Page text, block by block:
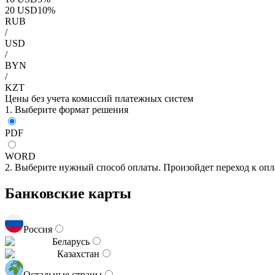
20 USD10%
RUB
/
USD
/
BYN
/
KZT
Цены без учета комиссий платежных систем
1. Выберите формат решения
PDF
WORD
2. Выберите нужный способ оплаты. Произойдет переход к
Банковские карты
Россия
Беларусь
Казахстан